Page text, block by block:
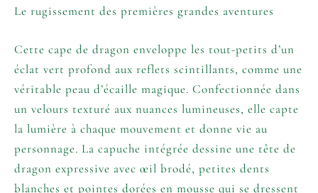
Le rugissement des premières grandes aventures
Cette cape de dragon enveloppe les tout-petits d’un
éclat vert profond aux reflets scintillants, comme une
véritable peau d’écaille magique. Confectionnée dans
un velours texturé aux nuances lumineuses, elle capte
la lumière à chaque mouvement et donne vie au
personnage. La capuche intégrée dessine une tête de
dragon expressive avec œil brodé, petites dents
blanches et pointes dorées en mousse qui se dressent